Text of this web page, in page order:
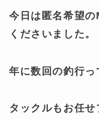
今日は匿名希望
くださいました。
年に数回の釣行っ
タックルもお任